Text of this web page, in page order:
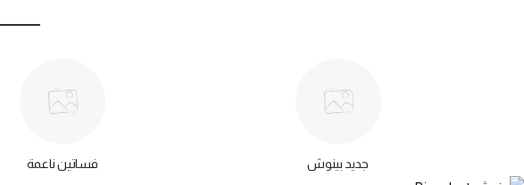
جديد بينوش فساتين ناعمة